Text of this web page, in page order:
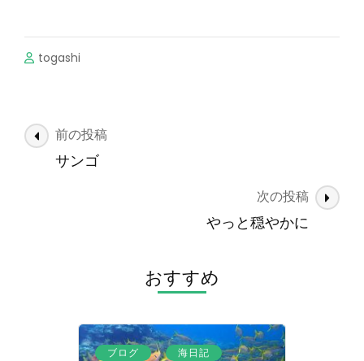
togashi
投
稿
前の投稿
サンゴ
次の投稿
やっと穏やかに
おすすめ
ブログ 、 海日記